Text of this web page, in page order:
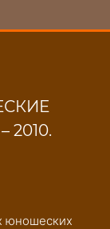
юношеских